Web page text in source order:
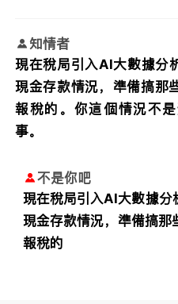
知情者
現在稅局引入AI大數據分
現金存款情況，準備搞那
報稅的。你這個情況不
事。
不是你吧
現在稅局引入AI大數據分
現金存款情況，準備搞那
報稅的